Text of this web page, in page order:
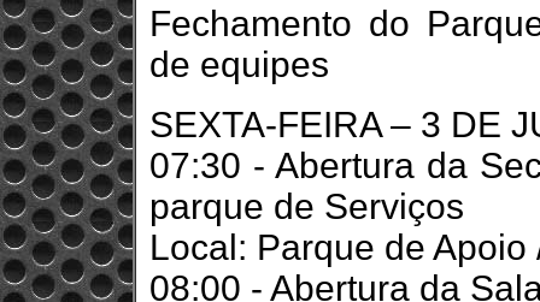
Fechamento do
de equipes
SEXTA-FEIRA – 3 DE
07:30 - Abertura da
parque de Serviços
Local: Parque de
08:00 - Abertura da